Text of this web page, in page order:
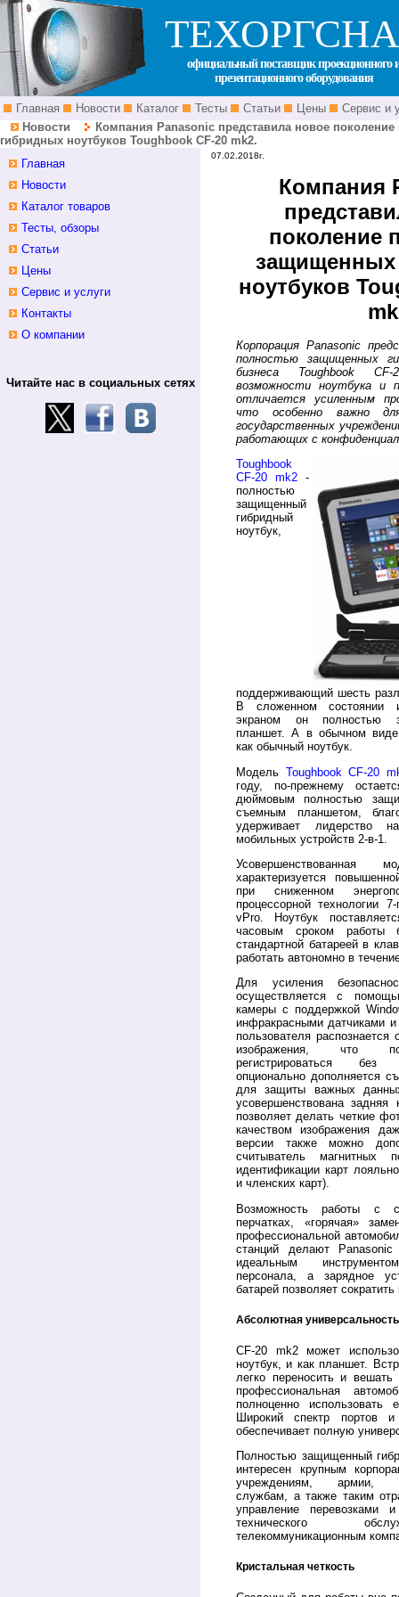
официальный поставщик проекционного
презентационного оборудования
Главная Новости Каталог Тесты Статьи Цены
Сервис и
Новости
Компания Panasonic представила новое
гибридных ноутбуков Toughbook CF-20 mk2.
07.02.2018г.
Компания
поколение
защищенных
ноутбуков
Корпорация Panasonic
полностью защищенных
бизнеса Toughbook
возможности ноутбука и
отличается усиленным
что особенно важно
государственных
работающих с
Toughbook
CF-20 mk2-
полностью
защищенный
гибридный
ноутбук,
поддерживающий шесть
В сложенном состоянии
экраном он полностью
планшет. А в обычном виде
как обычный ноутбук.
Модель Toughbook CF-20
году, по-прежнему
дюймовым полностью
съемным планшетом,
удерживает лидерство
мобильных устройств 2-в-1.
характеризуется
при сниженном
процессорной технологии
vPro. Ноутбук
часовым сроком работы
стандартной батареей в
работать автономно в
Для усиления
осуществляется с
камеры с поддержкой
инфракрасными датчиками
пользователя
изображения, что
регистрироваться без
опционально дополняется
для защиты важных
усовершенствована задняя
позволяет делать четкие
качеством изображения
версии также можно
считыватель магнитных
идентификации карт
и членских карт).
Возможность работы с
перчатках, «горячая»
профессиональной
станций делают
идеальным
персонала, а зарядное
батарей позволяет
Абсолютная универсальность
CF-20 mk2 может
ноутбук, и как планшет.
легко переносить и
профессиональная
полноценно
Широкий спектр портов
обеспечивает полную
Полностью защищенный
интересен крупным
учреждениям, армии,
службам, а также таким
управление перевозками
технического
телекоммуникационным
Кристальная четкость
Главная
Новости
Каталог товаров
Тесты, обзоры
Статьи
Цены
Сервис и услуги
Контакты
О компании
Читайте нас в социальных сетях